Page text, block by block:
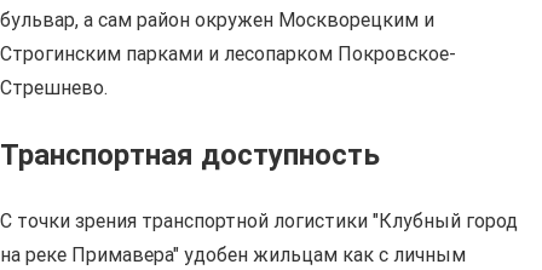
бульвар, а сам район окружен Москворецким и
Строгинским парками и лесопарком Покровское-
Стрешнево.
Транспортная доступность
С точки зрения транспортной логистики "Клубный город
на реке Примавера" удобен жильцам как с личным